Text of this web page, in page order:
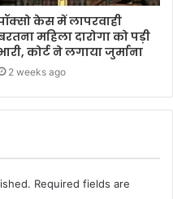
केस में लापरवाही
महिला दारोगा को पड़ी
कोर्ट ने लगाया जुर्माना
2 weeks ago
Required fields are